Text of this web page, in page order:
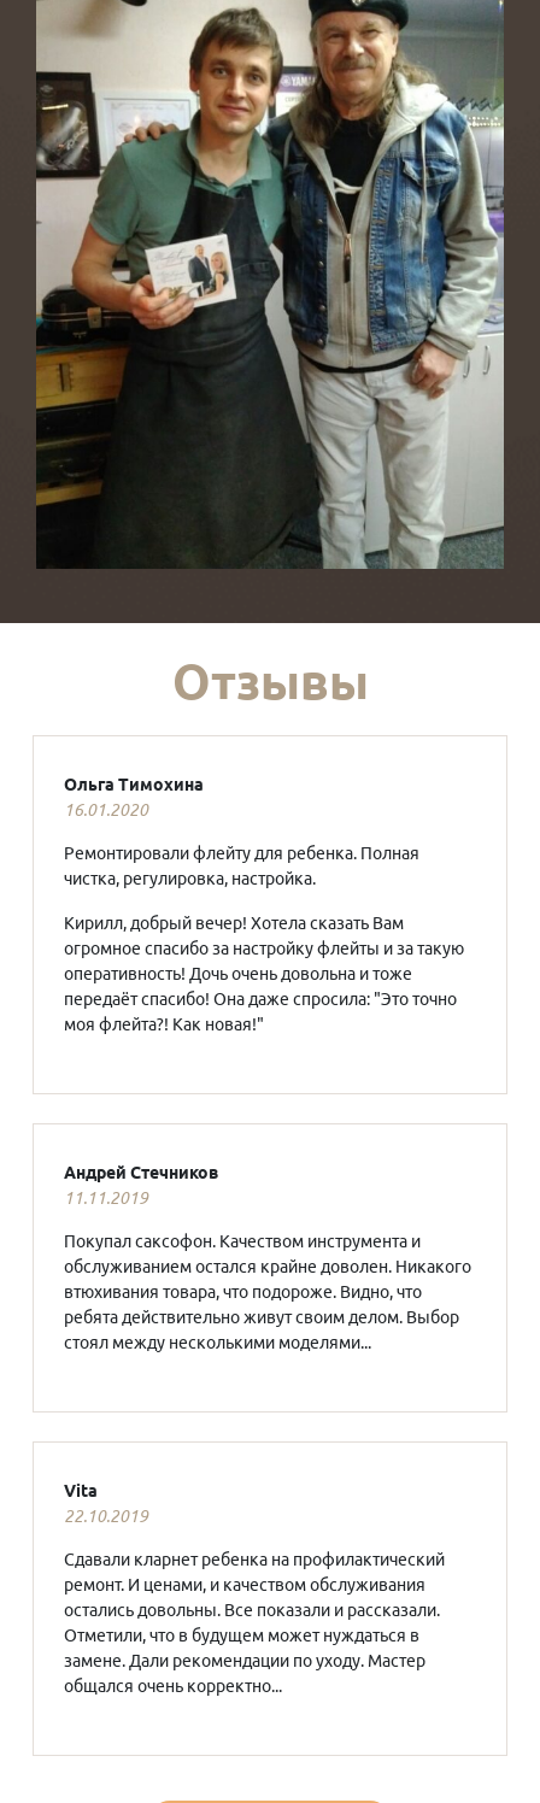
Отзывы
Ольга Тимохина
16.01.2020
Ремонтировали флейту для ребенка. Полная
чистка, регулировка, настройка.
Кирилл, добрый вечер! Хотела сказать Вам
огромное спасибо за настройку флейты и за такую
оперативность! Дочь очень довольна и тоже
передаёт спасибо! Она даже спросила: "Это точно
моя флейта?! Как новая!"
Андрей Стечников
11.11.2019
Покупал саксофон. Качеством инструмента и
обслуживанием остался крайне доволен. Никакого
втюхивания товара, что подороже. Видно, что
ребята действительно живут своим делом. Выбор
стоял между несколькими моделями...
Vita
22.10.2019
Сдавали кларнет ребенка на профилактический
ремонт. И ценами, и качеством обслуживания
остались довольны. Все показали и рассказали.
Отметили, что в будущем может нуждаться в
замене. Дали рекомендации по уходу. Мастер
общался очень корректно...